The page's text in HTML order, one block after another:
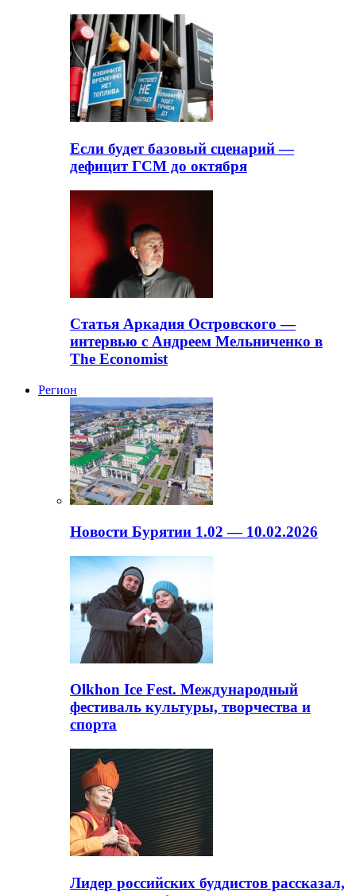
Если будет базовый сценарий —
дефицит ГСМ до октября
Статья Аркадия Островского —
интервью с Андреем Мельниченко в
The Economist
Регион
Новости Бурятии 1.02 — 10.02.2026
Olkhon Ice Fest. Международный
фестиваль культуры, творчества и
спорта
Лидер российских буддистов рассказал,